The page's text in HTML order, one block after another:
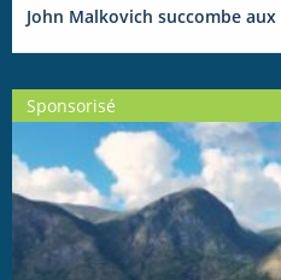
John Malkovich succombe
Sponsorisé